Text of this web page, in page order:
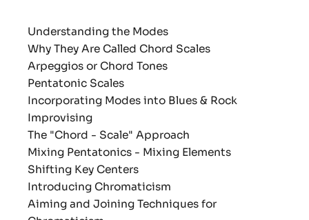
Understanding the Modes
Why They Are Called Chord Scales
Arpeggios or Chord Tones
Pentatonic Scales
Incorporating Modes into Blues & Rock
Improvising
The "Chord - Scale" Approach
Mixing Pentatonics - Mixing Elements
Shifting Key Centers
Introducing Chromaticism
Aiming and Joining Techniques for